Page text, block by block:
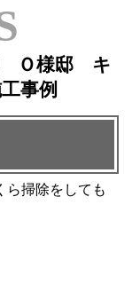
Ｏ様邸 キ
事例
ら掃除をしても